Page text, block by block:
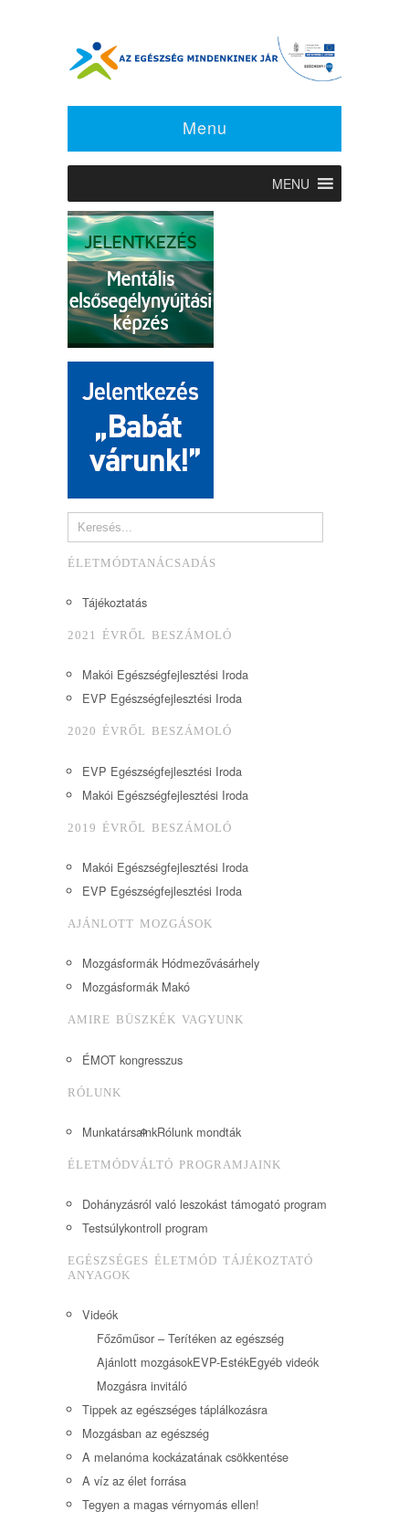
Menu
MENU
ÉLETMÓDTANÁCSADÁS
Tájékoztatás
2021 ÉVRŐL BESZÁMOLÓ
Makói Egészségfejlesztési Iroda
EVP Egészségfejlesztési Iroda
2020 ÉVRŐL BESZÁMOLÓ
EVP Egészségfejlesztési Iroda
Makói Egészségfejlesztési Iroda
2019 ÉVRŐL BESZÁMOLÓ
Makói Egészségfejlesztési Iroda
EVP Egészségfejlesztési Iroda
AJÁNLOTT MOZGÁSOK
Mozgásformák Hódmezővásárhely
Mozgásformák Makó
AMIRE BÜSZKÉK VAGYUNK
ÉMOT kongresszus
RÓLUNK
MunkatársainkRólunk mondták
ÉLETMÓDVÁLTÓ PROGRAMJAINK
Dohányzásról való leszokást támogató program
Testsúlykontroll program
EGÉSZSÉGES ÉLETMÓD TÁJÉKOZTATÓ
ANYAGOK
Videók
Főzőműsor – Terítéken az egészség
Ajánlott mozgásokEVP-EstékEgyéb videók
Mozgásra invitáló
Tippek az egészséges táplálkozásra
Mozgásban az egészség
A melanóma kockázatának csökkentése
A víz az élet forrása
Tegyen a magas vérnyomás ellen!